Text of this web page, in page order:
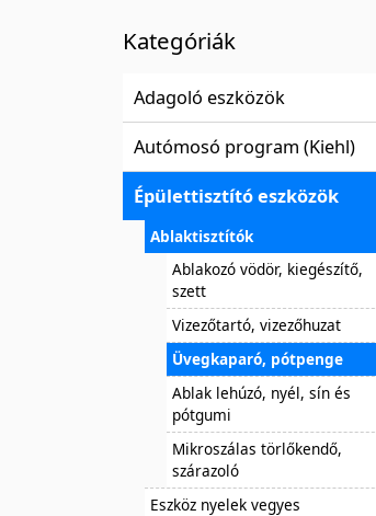
Kategóriák
Adagoló eszközök
Autómosó program (Kiehl)
Épülettisztító eszközök
Ablaktisztítók
Ablakozó vödör, kiegészítő,
szett
Vizezőtartó, vizezőhuzat
Üvegkaparó, pótpenge
Ablak lehúzó, nyél, sín és
pótgumi
Mikroszálas törlőkendő,
szárazoló
Eszköz nyelek vegyes